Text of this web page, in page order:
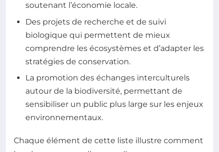
soutenant l’économie locale.
Des projets de recherche et de suivi
biologique qui permettent de mieux
comprendre les écosystèmes et d’adapter les
stratégies de conservation.
La promotion des échanges interculturels
autour de la biodiversité, permettant de
sensibiliser un public plus large sur les enjeux
environnementaux.
Chaque élément de cette liste illustre comment